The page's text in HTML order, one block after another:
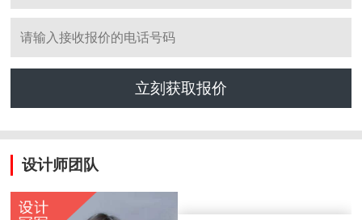
立刻获取报价
设计师团队